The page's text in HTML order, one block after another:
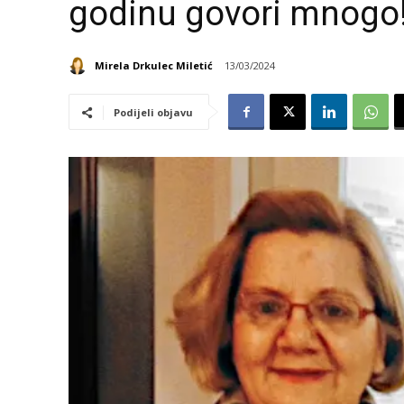
godinu govori
Mirela Drkulec Miletić 13/03/2024
Podijeli objavu